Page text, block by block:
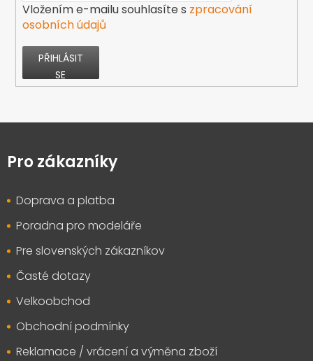
Vložením e-mailu souhlasíte s zpracování
osobních údajů
PŘIHLÁSIT
SE
pPro zákazníky
Doprava a platba
Poradna pro modeláře
Pre slovenských zákazníkov
Časté dotazy
Velkoobchod
Obchodní podmínky
Reklamace / vrácení a výměna zboží